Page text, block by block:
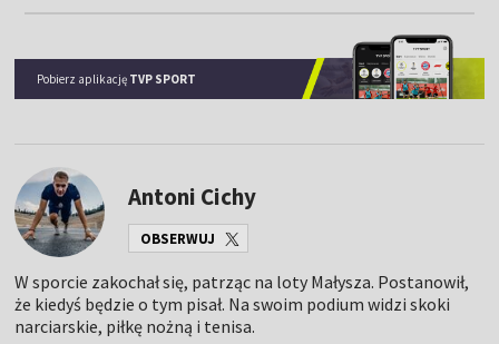
Pobierz aplikację TVP SPORT
Antoni Cichy
OBSERWUJ
W sporcie zakochał się, patrząc na loty Małysza. Postanowił,
że kiedyś będzie o tym pisał. Na swoim podium widzi skoki
narciarskie, piłkę nożną i tenisa.